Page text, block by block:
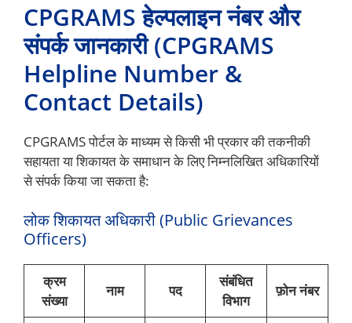
CPGRAMS हेल्पलाइन नंबर और
संपर्क जानकारी (CPGRAMS
Helpline Number &
Contact Details)
CPGRAMS पोर्टल के माध्यम से किसी भी प्रकार की तकनीकी
सहायता या शिकायत के समाधान के लिए निम्नलिखित अधिकारियों
से संपर्क किया जा सकता है:
लोक शिकायत अधिकारी (Public Grievances
Officers)
क्रम
संख्या
नाम पद
संबंधित
विभाग
फ़ोन नंबर